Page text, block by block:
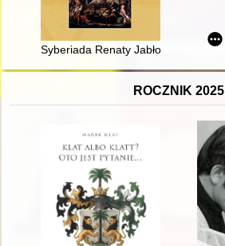
Syberiada Renaty Jabłońskiej
ROCZNIK 2025